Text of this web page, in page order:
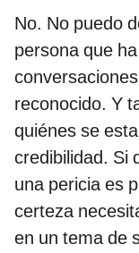
No. No puedo
persona que
reconocido. Y
quiénes se
credibilidad. Si
una pericia es
certeza
en un tema de